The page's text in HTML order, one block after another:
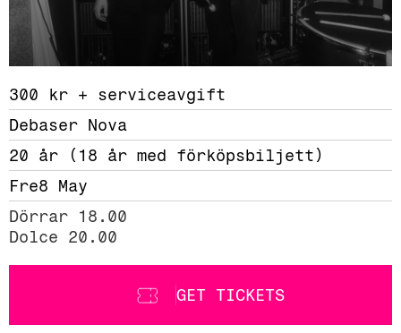
300 kr + serviceavgift
Debaser Nova
20 år (18 år med förköpsbiljett)
Fre8 May
Dörrar 18.00
Dolce 20.00
GET TICKETS